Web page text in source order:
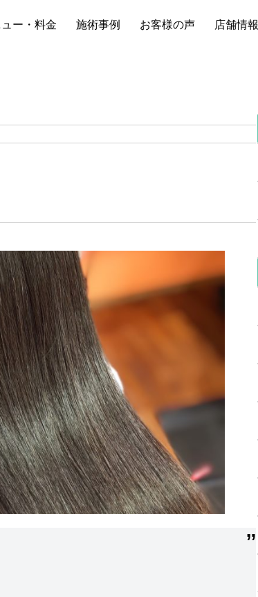
ュー・料金 施術事例 お客様の声 店舗情報